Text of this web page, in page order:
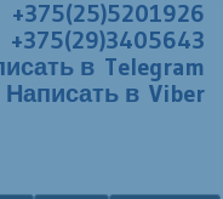
+375(25)5201926
+375(29)3405643
в Telegram
Написать в Viber